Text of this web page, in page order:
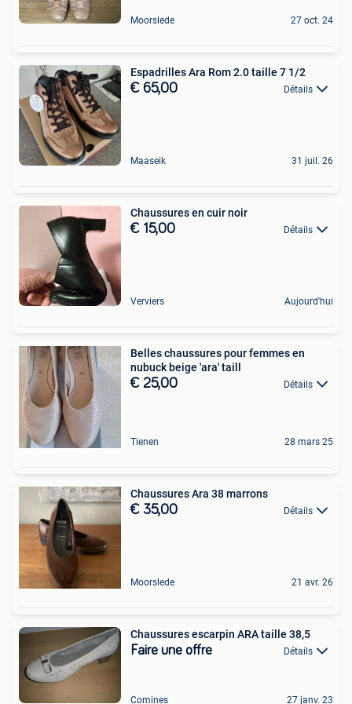
Moorslede 27 oct. 24
Espadrilles Ara Rom 2.0 taille 7 1/2
€ 65,00 Détails
Maaseik 31 juil. 26
Chaussures en cuir noir
€ 15,00 Détails
Verviers Aujourd'hui
Belles chaussures pour femmes en
nubuck beige 'ara' taill
€ 25,00 Détails
Tienen 28 mars 25
Chaussures Ara 38 marrons
€ 35,00 Détails
Moorslede 21 avr. 26
Chaussures escarpin ARA taille 38,5
Faire une offre Détails
Comines 27 janv. 23